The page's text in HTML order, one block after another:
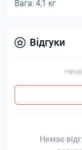
Вага: 4,1 кг
Відгуки
Немає